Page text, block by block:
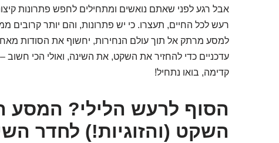
אבל רגע לפני שאתם נואשים ומתחילים לחפש פתרונות
רעש לכל החיים, תעצרו. כי יש פתרונות, והם יותר
למסע מרתק אל תוך עולם הנחירות, יחשוף את הסודות
עדכניים כדי להחזיר את השקט, את השינה, ואולי הכי
קדימה, בואו נתחיל!
הסוף לרעש הלילי? המסע
השקט (והזוגיות!) לחדר